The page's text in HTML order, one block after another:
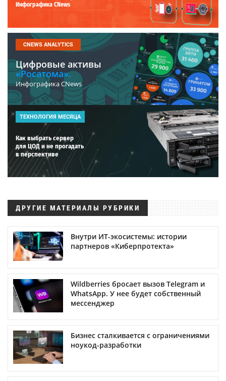
Инфографика CNews
CNEWS ANALYTICS
Цифровые активы
«Росатома».
Инфографика CNews
ТЕХНОЛОГИЯ МЕСЯЦА
Как выбрать сервер
для ЦОД и не прогадать
в перспективе
ДРУГИЕ МАТЕРИАЛЫ РУБРИКИ
Внутри ИТ-экосистемы: истории
партнеров «Киберпротекта»
Wildberries бросает вызов Telegram и
WhatsApp. У нее будет собственный
мессенджер
Бизнес сталкивается с ограничениями
ноукод-разработки